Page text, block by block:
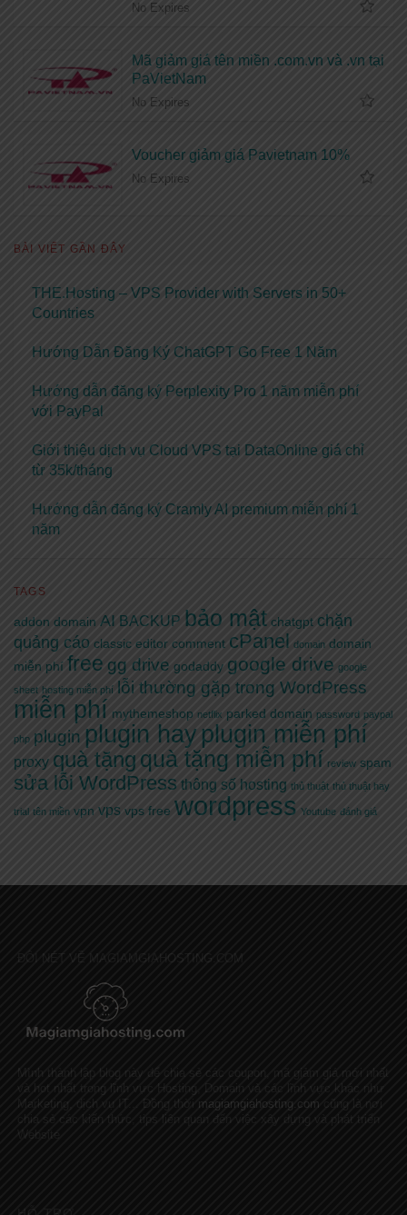
No Expires
Mã giảm giá tên miền .com.vn và .vn tại
PaVietNam
No Expires
Voucher giảm giá Pavietnam 10%
No Expires
BÀI VIẾT GẦN ĐÂY
THE.Hosting – VPS Provider with Servers in 50+
Countries
Hướng Dẫn Đăng Ký ChatGPT Go Free 1 Năm
Hướng dẫn đăng ký Perplexity Pro 1 năm miễn phí
với PayPal
Giới thiệu dịch vụ Cloud VPS tại DataOnline giá chỉ
từ 35k/tháng
Hướng dẫn đăng ký Cramly AI premium miễn phí 1
năm
TAGS
addon domain AI BACKUP bảo mật chatgpt chặn
quảng cáo classic editor comment cPanel domain domain
miễn phí free gg drive godaddy google drive google
sheet hosting miễn phí lỗi thường gặp trong WordPress
miễn phí mythemeshop netflix parked domain password paypal
php plugin plugin hay plugin miễn phí
proxy quà tặng quà tặng miễn phí review spam
sửa lỗi WordPress thông số hosting thủ thuật thủ thuật hay
trial tên miền vpn vps vps free wordpress Youtube đánh giá
ĐÔI NÉT VỀ MAGIAMGIAHOSTING.COM
Mình thành lập blog này để chia sẻ các coupon, mã giảm giá mới nhất
và hot nhất trong lĩnh vực Hosting, Domain và các lĩnh vực khác như
Marketing, dịch vụ IT... Đồng thời magiamgiahosting.com cũng là nơi
chia sẻ các kiến thức, tips liên quan đến việc xây dựng và phát triển
Website